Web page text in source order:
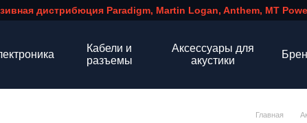
дистрибюция Paradigm, Martin Logan, Anthem, MT
Кабели и
разъемы
Аксессуары для
акустики
Главная